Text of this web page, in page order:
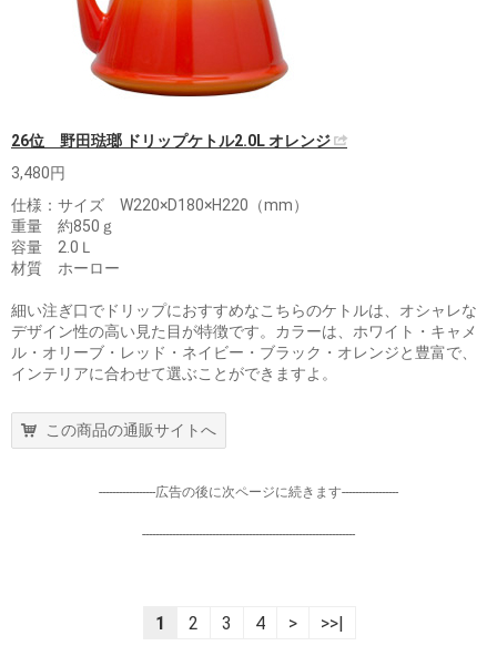
26位 野田琺瑯 ドリップケトル2.0L オレンジ
3,480円
仕様：サイズ W220×D180×H220（mm）
重量 約850ｇ
容量 2.0Ｌ
材質 ホーロー
細い注ぎ口でドリップにおすすめなこちらのケトルは、オシャレな
デザイン性の高い見た目が特徴です。カラーは、ホワイト・キャメ
ル・オリーブ・レッド・ネイビー・ブラック・オレンジと豊富で、
インテリアに合わせて選ぶことができますよ。
この商品の通販サイトへ
-----------------広告の後に次ページに続きます-----------------
----------------------------------------------------------------
1 2 3 4 > >>|